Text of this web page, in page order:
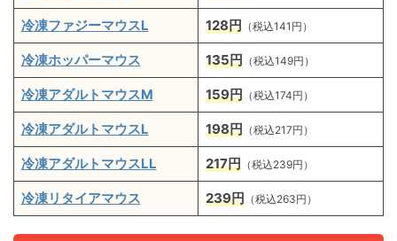
冷凍ファジーマウスL 128円（税込141円）
冷凍ホッパーマウス 135円（税込149円）
冷凍アダルトマウスM 159円（税込174円）
冷凍アダルトマウスL 198円（税込217円）
冷凍アダルトマウスLL 217円（税込239円）
冷凍リタイアマウス 239円（税込263円）